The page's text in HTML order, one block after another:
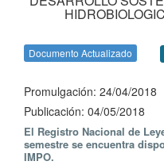
Documento Actualizado
Promulgación: 24/04/2018
Publicación: 04/05/2018
El Registro Nacional de
semestre se encuentra
IMPO.